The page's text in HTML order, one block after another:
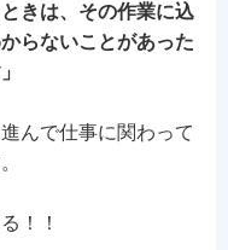
きは、その作業に込
らないことがあった
んで仕事に関わって
！！